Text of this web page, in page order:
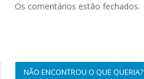
Os comentários estão fechados.
NÃO ENCONTROU O QUE QUERIA?